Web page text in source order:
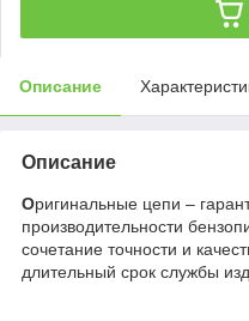
Описание
Описание
Оригинальные цепи –
производительности
сочетание точности и
длительный срок службы